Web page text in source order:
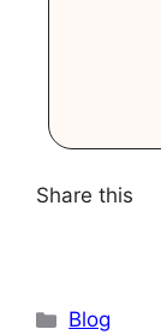
Share this
Blog